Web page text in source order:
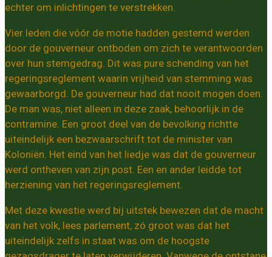
echter om inlichtingen te verstrekken.
Vier leden die vóór de motie hadden gestemd werden
door de gouverneur ontboden om zich te verantwoorden
over hun stemgedrag. Dit was pure schending van het
regeringsreglement waarin vrijheid van stemming was
gewaarborgd. De gouverneur had dat nooit mogen doen.
De man was, niet alleen in deze zaak, behoorlijk in de
contramine. Een groot deel van de bevolking richtte
uiteindelijk een bezwaarschrift tot de minister van
Koloniën. Het eind van het liedje was dat de gouverneur
werd ontheven van zijn post. Een en ander leidde tot
herziening van het regeringsreglement.
Met deze kwestie werd bij uitstek bewezen dat de macht
van het volk, lees parlement, zó groot was dat het
uiteindelijk zelfs in staat was om de hoogste